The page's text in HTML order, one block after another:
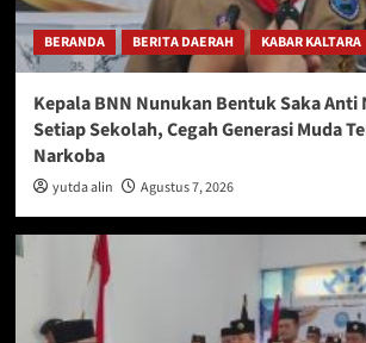
BERANDA BERITA DAERAH KABAR KALTARA
Kepala BNN Nunukan Bentuk Saka Anti
Setiap Sekolah, Cegah Generasi Muda
Narkoba
yutda alin Agustus 7, 2026